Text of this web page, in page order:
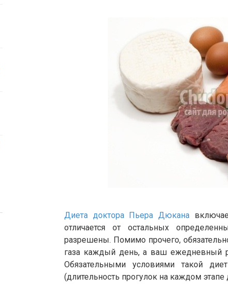
Диета доктора Пьера Дюкана
отличается от остальных
разрешены. Помимо прочего,
газа каждый день, а ваш ежедневный
Обязательными условиями такой
(длительность прогулок на каждом этапе